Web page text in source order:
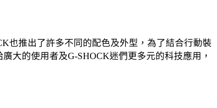
也推出了許多不同的配色及外型，為了結合行動裝
大的使用者及G-SHOCK迷們更多元的科技應用，